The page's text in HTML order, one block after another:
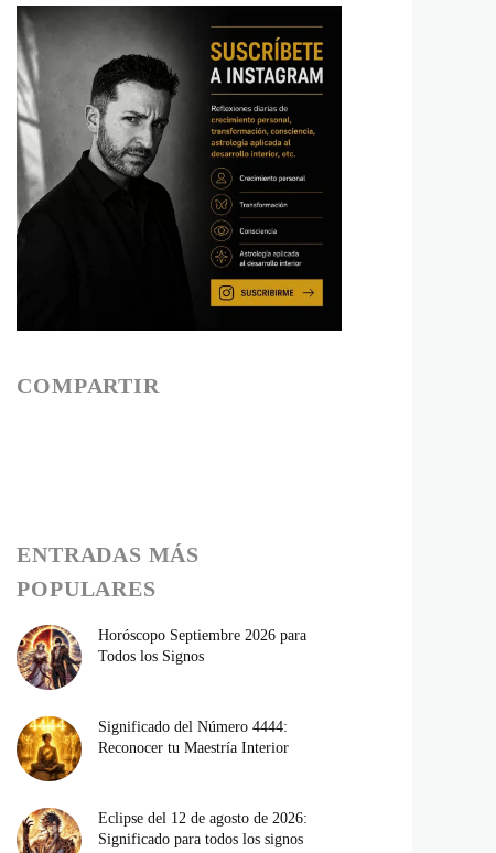
COMPARTIR
ENTRADAS MÁS
POPULARES
Horóscopo Septiembre 2026 para
Todos los Signos
Significado del Número 4444:
Reconocer tu Maestría Interior
Eclipse del 12 de agosto de 2026:
Significado para todos los signos